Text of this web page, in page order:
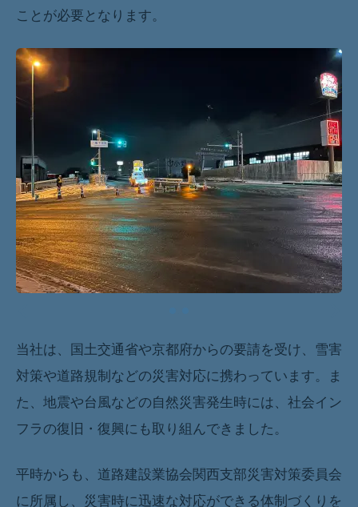
ことが必要となります。
当社は、国土交通省や京都府からの要請を受け、雪害
対策や道路規制などの災害対応に携わっています。ま
た、地震や台風などの自然災害発生時には、社会イン
フラの復旧・復興にも取り組んできました。
平時からも、道路建設業協会関西支部災害対策委員会
に所属し、災害時に迅速な対応ができる体制づくりを